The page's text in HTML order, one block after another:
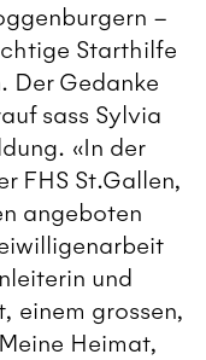
–
Starthilfe
Der Gedanke
sass Sylvia
«In der
FHS St.Gallen,
angeboten
und
einem grossen,
Heimat,